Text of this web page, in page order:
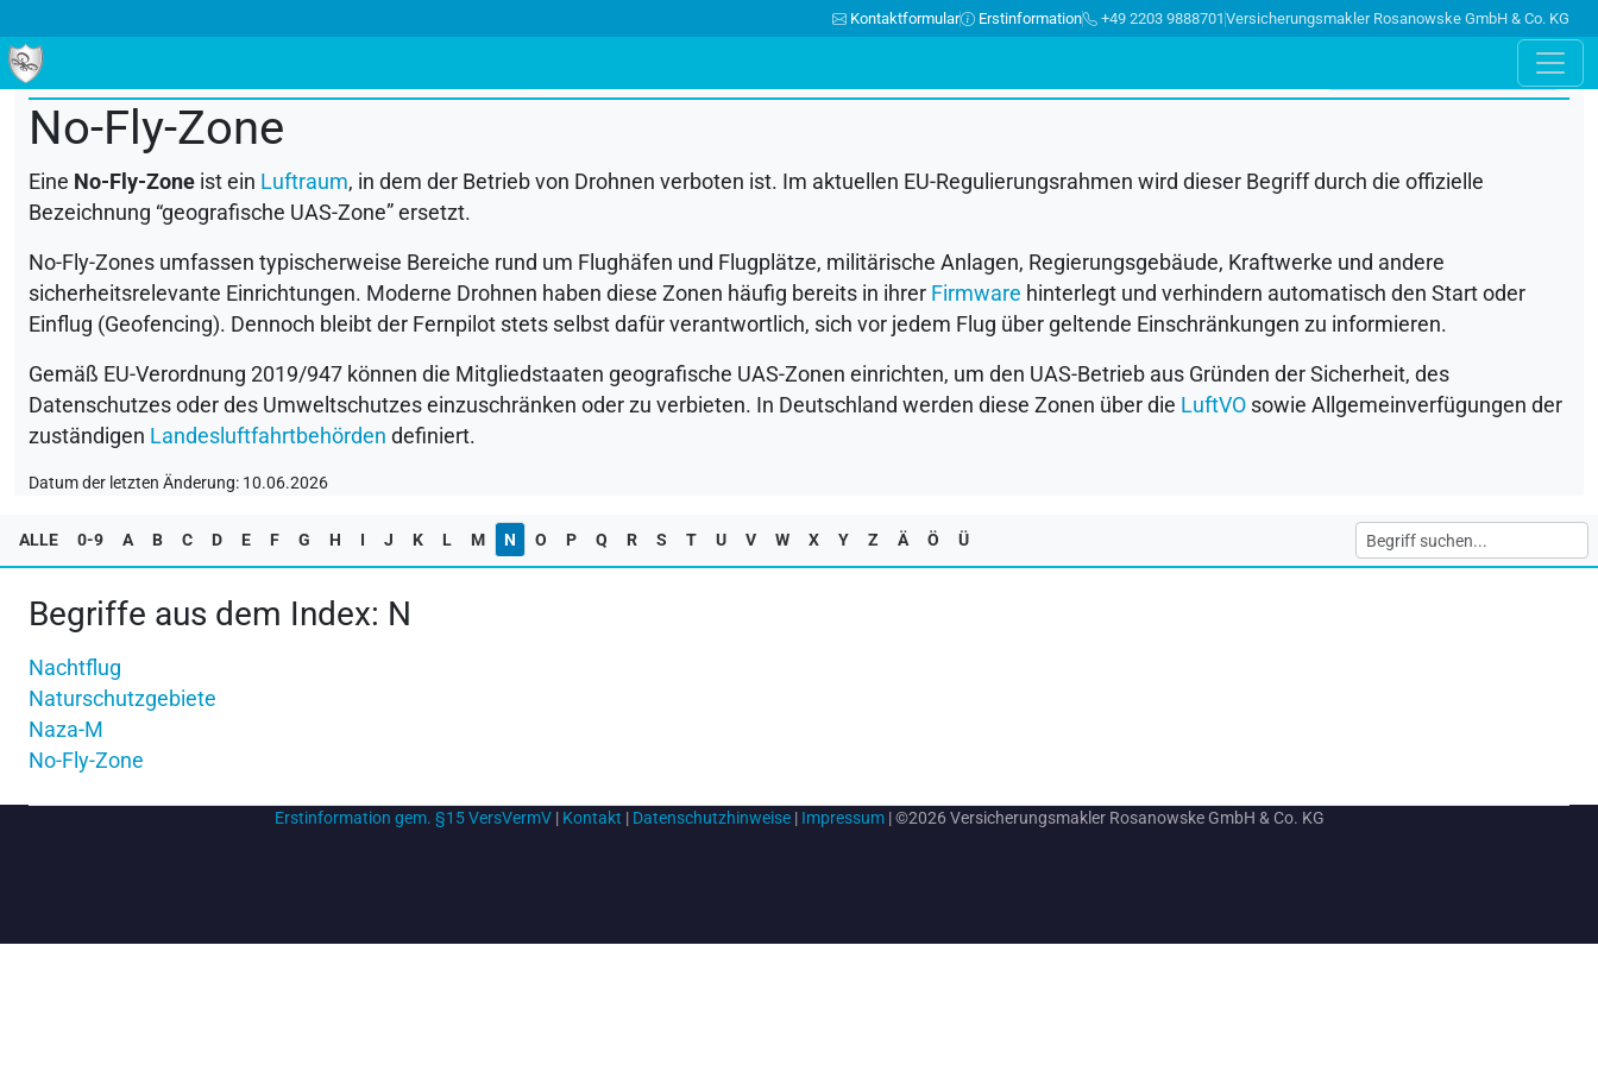
Kontaktformular Erstinformation +49 2203 9888701 Versicherungsmakler Rosanowske GmbH & Co. KG
No-Fly-Zone
Eine No-Fly-Zone ist ein Luftraum, in dem der Betrieb von Drohnen verboten ist. Im aktuellen EU-Regulierungsrahmen wird dieser Begriff durch die offizielle
Bezeichnung “geografische UAS-Zone” ersetzt.
No-Fly-Zones umfassen typischerweise Bereiche rund um Flughäfen und Flugplätze, militärische Anlagen, Regierungsgebäude, Kraftwerke und andere
sicherheitsrelevante Einrichtungen. Moderne Drohnen haben diese Zonen häufig bereits in ihrer Firmware hinterlegt und verhindern automatisch den Start oder
Einflug (Geofencing). Dennoch bleibt der Fernpilot stets selbst dafür verantwortlich, sich vor jedem Flug über geltende Einschränkungen zu informieren.
Gemäß EU-Verordnung 2019/947 können die Mitgliedstaaten geografische UAS-Zonen einrichten, um den UAS-Betrieb aus Gründen der Sicherheit, des
Datenschutzes oder des Umweltschutzes einzuschränken oder zu verbieten. In Deutschland werden diese Zonen über die LuftVO sowie Allgemeinverfügungen der
zuständigen Landesluftfahrtbehörden definiert.
Datum der letzten Änderung: 10.06.2026
ALLE 0-9 A B C D E F G H I J K L M N O P Q R S T U V W X Y Z Ä Ö Ü
Begriffe aus dem Index: N
Nachtflug
Naturschutzgebiete
Naza-M
No-Fly-Zone
Erstinformation gem. §15 VersVermV| Kontakt | Datenschutzhinweise| Impressum| ©2026 Versicherungsmakler Rosanowske GmbH & Co. KG